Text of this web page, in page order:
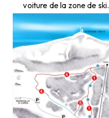
voiture de la zone de ski.